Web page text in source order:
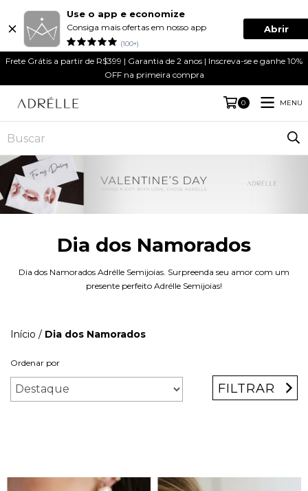
Use o app e economize
Consiga mais ofertas em nosso app
(100+)
Abrir
Frete Grátis a partir de R$399 | Garantia de 2 anos | Inscreva-se e ganhe 10%
OFF na primeira compra
0 MENU
Dia dos Namorados
Dia dos Namorados Adrélle Semijoias. Surpreenda seu amor com um
presente perfeito Adrélle Semijoias!
Início / Dia dos Namorados
Ordenar por
FILTRAR